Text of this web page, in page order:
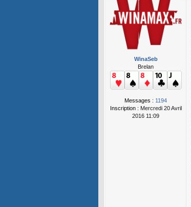
WinaSeb
Brelan
Messages : 1194
Inscription : Mercredi 20 Avril
2016 11:09